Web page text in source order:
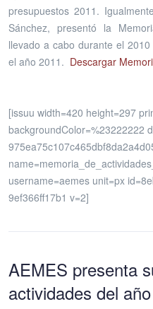
presupuestos 2011.
Sánchez, presentó la
llevado a cabo durante el
el año 2011. Descargar
[issuu width=420 height=297
backgroundColor=%23222222
username=aemes unit=px
9ef366ff17b1 v=2]
AEMES presenta
actividades del